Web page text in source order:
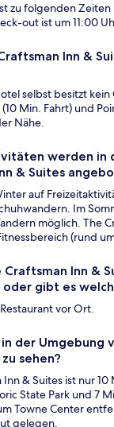
zu folgenden
out ist um 11:00
Inn &
selbst besitzt kein
Min. Fahrt) und
Nähe.
werden in
& Suites
auf
Im
möglich. The
(rund
Inn &
oder gibt es
vor Ort.
der Umgebung
sehen?
Inn & Suites ist nur
State Park und 7
Towne Center
gelegen.